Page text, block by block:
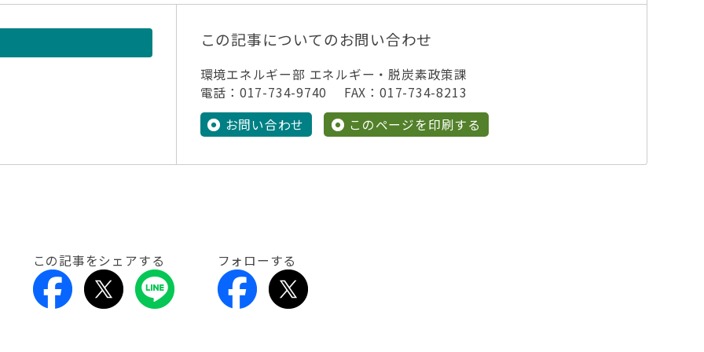
この記事についてのお問い合わせ
環境エネルギー部 エネルギー・脱炭素政策課
電話：017-734-9740 FAX：017-734-8213
お問い合わせ
このページを印刷する
この記事をシェアする フォローする